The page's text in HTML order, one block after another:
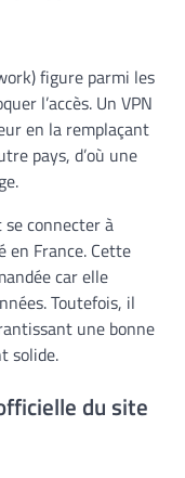
figure parmi les
l’accès. Un VPN
en la remplaçant
pays, d’où une
connecter à
en France. Cette
car elle
Toutefois, il
une bonne
solide.
du site